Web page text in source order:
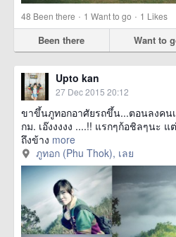
48 Been there · 1 Want to go · 1 Likes
Been there Want to
Upto kan
27 Dec 2015 20:12
ขาขึ้นภูทอกอาศัยรถขึ้น...ตอนลงคนเ
กม. เอ๊งงงงง ....!! แรกๆก้อชิลๆนะ
ถึงข้าง more
ภูทอก (Phu Thok), เลย